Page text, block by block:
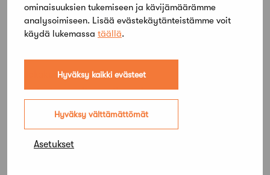
ominaisuuksien tukemiseen ja kävijämäärämme
analysoimiseen. Lisää evästekäytänteistämme voit
käydä lukemassa täällä.
Hyväksy kaikki evästeet
Hyväksy välttämättömät
Asetukset
12 lokakuun, 2022
Uusi visuaalinen ilme luo tunnistettavaa
ja yhtenäistä kuvaa Suomen
Arkkitehtiliitosta